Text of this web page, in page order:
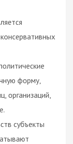
форму,
организаций,
субъекты